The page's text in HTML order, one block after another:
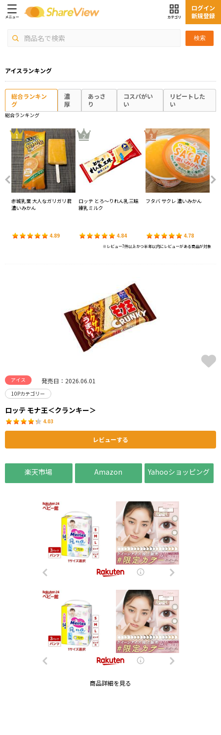
検索
ログイン
新規登録
アイスランキング
総合ランキン
グ
濃
厚
あっさ
り
コスパがい
い
リピートした
い
総合ランキング
1
赤城乳業 大人なガリガリ君
濃いみかん
4.89
2
ロッテ とろ～りれん乳三昧
練乳ミルク
4.84
3
フタバ サクレ 濃いみかん
4.78
※レビュー7件以上かつ半年以内にレビューがある商品が対象
アイス 発売日：2026.06.01
10Pカテゴリー
ロッテ モナ王＜クランキー＞
4.03
レビューする
楽天市場 Amazon Yahooショッピング
商品詳細を見る